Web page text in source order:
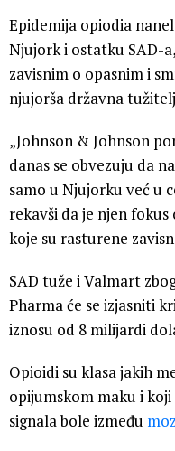
Epidemija opiodia
Njujork i ostatku SAD-
zavisnim o opasnim i
njujorša državna
„Johnson & Johnson
danas se obvezuju da
samo u Njujorku već u
rekavši da je njen
koje su rasturene
SAD tuže i Valmart
Pharma će se izjasniti
iznosu od 8 milijardi
Opioidi su klasa jakih
opijumskom maku i
signala bole između